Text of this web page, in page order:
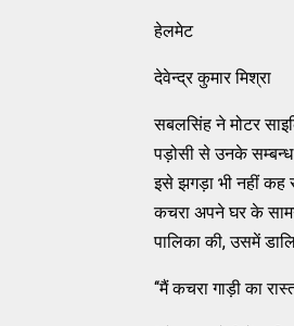
हेलमेट
देवेन्द्र कुमार मिश्रा
सबलसिंह ने मोटर
पड़ोसी से उनके
इसे झगड़ा भी नहीं
कचरा अपने घर के
पालिका की, उसमें
‘‘मैं कचरा गाड़ी का